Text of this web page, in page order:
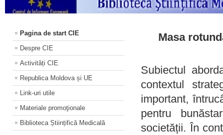
Pagina de start CIE
Despre CIE
Activități CIE
Republica Moldova și UE
Link-uri utile
Materiale promoţionale
Biblioteca Științifică Medicală
Masa
Subiectul
contextul
important,
pentru
societății. În